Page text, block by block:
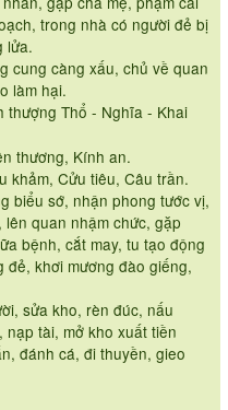
trong nhà có người đẻ bị
lửa.
cung càng xấu, chủ về quan
làm hại.
thượng Thổ - Nghĩa - Khai
thương, Kính an.
khảm, Cửu tiêu, Câu trần.
biểu sớ, nhận phong tước vị,
quan nhậm chức, gặp
bệnh, cắt may, tu tạo động
khơi mương đào giếng,
sửa kho, rèn đúc, nấu
tài, mở kho xuất tiền
đánh cá, đi thuyền, gieo